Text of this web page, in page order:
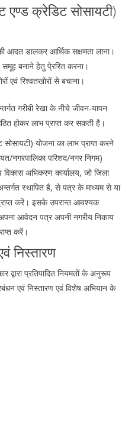
क्रेडिट सोसायटी)
आदत डालकर आर्थिक सक्षमता लाना।
बनाने हेतु पे्ररित करना।
एवं रिश्वतखोरों से बचाना।
गरीबी रेखा के नीचे जीवन-यापन
होकर लाभ प्राप्त कर सकती है।
योजना का लाभ प्राप्त करने
नगरपालिका परिशद/नगर निगम)
विकास अभिकरण कार्यालय, जो जिला
स्थापित है, से पत्र के माध्यम से या
करें। इसके उपरान्त आवश्यक
आवेदन पत्र अपनी नगरीय निकाय
करें।
निस्तारण
द्वारा प्रतिपादित नियमतों के अनुरूप
एवं निस्तारण एवं विशेष अभियान के